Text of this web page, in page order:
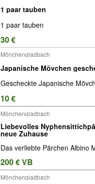
1 paar tauben
1 paar tauben
30 €
Mönchengladbach
Japanische Mövchen
Gescheckte Japanische
10 €
Mönchengladbach
Liebevolles
neue Zuhause
Das verliebte Pärchen Albino
200 € VB
Mönchengladbach